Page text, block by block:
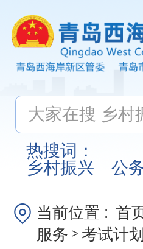
热搜词：
乡村振兴
公
当前位置 : 首
服务 > 考试计划